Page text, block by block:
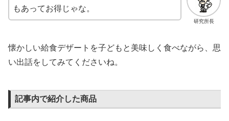
研究所長
もあってお得じゃな。
懐かしい給食デザートを子どもと美味しく食べながら、思
い出話をしてみてくださいね。
記事内で紹介した商品